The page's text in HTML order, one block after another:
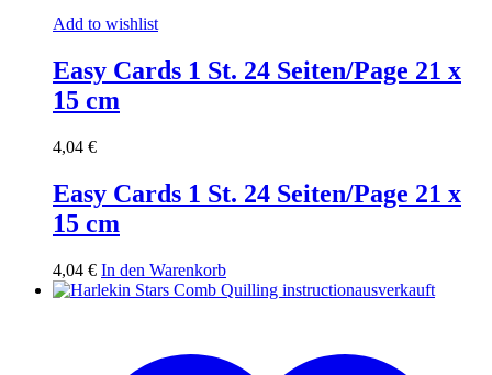
Add to wishlist
Easy Cards 1 St. 24 Seiten/Page 21 x
15 cm
4,04 €
Easy Cards 1 St. 24 Seiten/Page 21 x
15 cm
4,04 € In den Warenkorb
ausverkauft